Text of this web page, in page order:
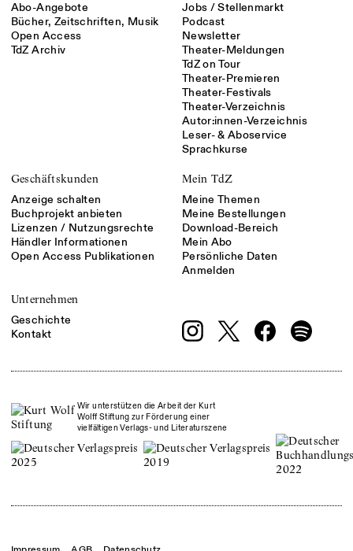
Abo-Angebote
Bücher, Zeitschriften, Musik
Open Access
TdZ Archiv
Jobs / Stellenmarkt
Podcast
Newsletter
Theater-Meldungen
TdZ on Tour
Theater-Premieren
Theater-Festivals
Theater-Verzeichnis
Autor:innen-Verzeichnis
Leser- & Aboservice
Sprachkurse
Geschäftskunden
Anzeige schalten
Buchprojekt anbieten
Lizenzen / Nutzungsrechte
Händler Informationen
Open Access Publikationen
Mein TdZ
Meine Themen
Meine Bestellungen
Download-Bereich
Mein Abo
Persönliche Daten
Anmelden
Unternehmen
Geschichte
Kontakt
Wir unterstützen die Arbeit der Kurt
Wolff Stiftung zur Förderung einer
vielfältigen Verlags- und Literaturszene